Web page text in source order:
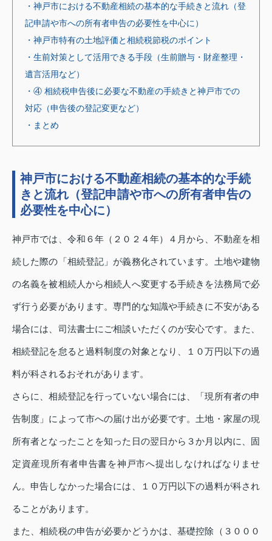
・神戸市における不動産相続の基本的な手続きと流れ（登
記申請や市への所有者申告の必要性を中心に）
・神戸市特有の土地評価と相続税節税のポイント
・生前対策として活用できる手段（生前贈与・財産整理・
遺言活用など）
・④ 相続税申告後に必要な不動産の手続きと神戸市での
対応（申告後の登記変更など）
・まとめ
神戸市における不動産相続の基本的な手続
きと流れ（登記申請や市への所有者申告の
必要性を中心に）
神戸市では、令和６年（２０２４年）４月から、不動産を相
続した際の「相続登記」が義務化されています。土地や建物
の名義を被相続人から相続人へ変更する手続きを法務局で必
ず行う必要があります。専門的な知識や手続きに不安がある
場合には、司法書士にご相談いただくのが安心です。また、
相続登記を怠ると過料制度の対象となり、１０万円以下の過
料が科されるおそれがあります。
さらに、相続登記を行っていない場合には、「現所有者の申
告制度」によって市への届け出が必要です。土地・家屋の現
所有者となったことを知った日の翌日から３か月以内に、固
定資産現所有者申告書を神戸市へ提出しなければなりませ
ん。申告しなかった場合には、１０万円以下の過料が科され
ることがあります。
また、相続税の申告が必要かどうかは、基礎控除（３０００